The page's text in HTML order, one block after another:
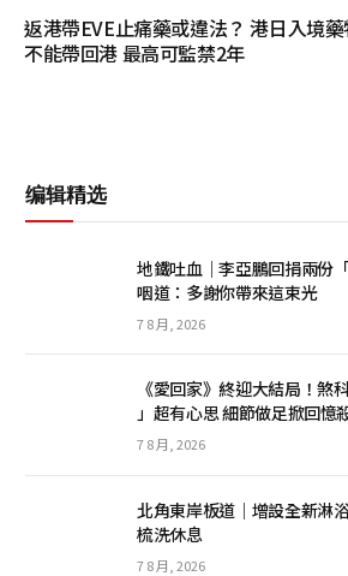
返港帶EVE止痛藥或違法？ 港日入境
不能帶回港 最高可監禁2年
编辑精选
地鐵吐血｜李亞鵬回捐兩份
咽道：多謝你帶來這束光
7 8 月, 2026
《愛回家》終迎大結局！煞
」超有心思 細節做足掀回憶
7 8 月, 2026
北角東岸板道｜增設全新淋
梳洗休息
7 8 月, 2026